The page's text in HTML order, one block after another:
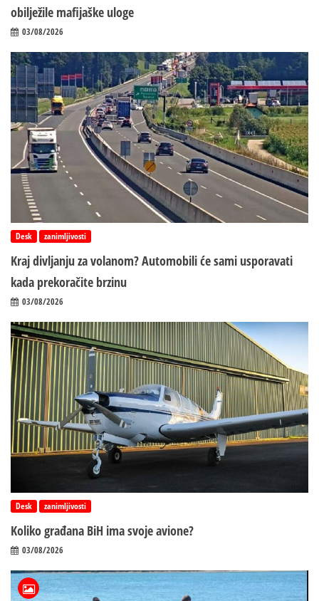
obilježile mafijaške uloge
03/08/2026
Desk zanimljivosti
Kraj divljanju za volanom? Automobili će sami usporavati
kada prekoračite brzinu
03/08/2026
Desk zanimljivosti
Koliko građana BiH ima svoje avione?
03/08/2026